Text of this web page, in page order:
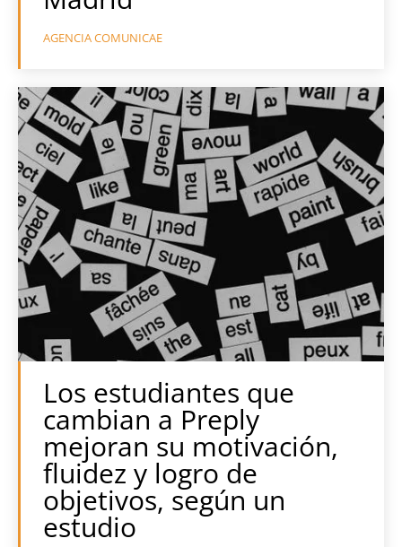
AGENCIA COMUNICAE
Los estudiantes que
cambian a Preply
mejoran su motivación,
fluidez y logro de
objetivos, según un
estudio